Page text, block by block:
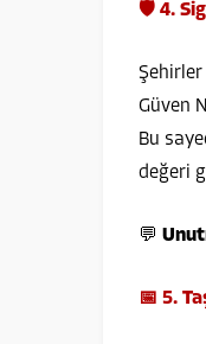
🛡️ 4.
Şehirler
Güven
Bu
değeri
💬
📅 5.